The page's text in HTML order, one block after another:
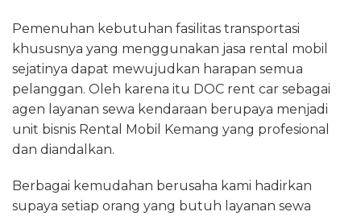
Pemenuhan kebutuhan fasilitas transportasi
khususnya yang menggunakan jasa rental mobil
sejatinya dapat mewujudkan harapan semua
pelanggan. Oleh karena itu DOC rent car sebagai
agen layanan sewa kendaraan berupaya menjadi
unit bisnis Rental Mobil Kemang yang profesional
dan diandalkan.
Berbagai kemudahan berusaha kami hadirkan
supaya setiap orang yang butuh layanan sewa